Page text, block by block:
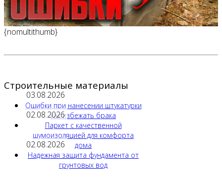
{nomultithumb}
Строительные материалы
03.08.2026
Ошибки при нанесении штукатурки
как избежать брака
02.08.2026
Паркет с качественной
шумоизоляцией для комфорта
дома
02.08.2026
Надежная защита фундамента от
грунтовых вод